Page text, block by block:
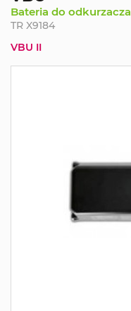
Bateria do
TR X9184
VBU II